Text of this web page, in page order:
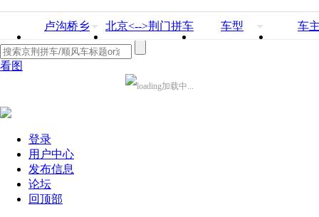
卢沟桥乡 北京<-->荆门拼车 车型 车
看图
加载中...
登录
用户中心
发布信息
论坛
回顶部